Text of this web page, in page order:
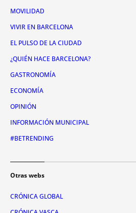
MOVILIDAD
VIVIR EN BARCELONA
EL PULSO DE LA CIUDAD
¿QUIÉN HACE BARCELONA?
GASTRONOMÍA
ECONOMÍA
OPINIÓN
INFORMACIÓN MUNICIPAL
#BETRENDING
Otras webs
CRÓNICA GLOBAL